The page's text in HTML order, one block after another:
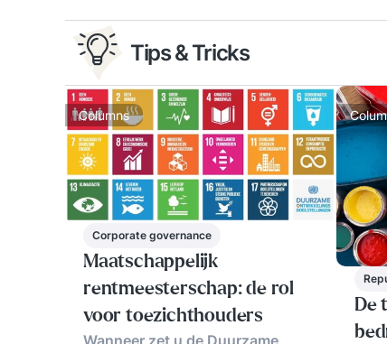
Tips & Tricks
Columns
Corporate governance
Maatschappelijk
rentmeesterschap: de rol
voor toezichthouders
De